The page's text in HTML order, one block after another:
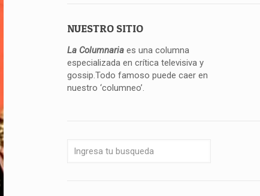
NUESTRO SITIO
La Columnaria es una columna
especializada en crítica televisiva y
gossip.Todo famoso puede caer en
nuestro ‘columneo’.